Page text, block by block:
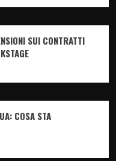
SUI CONTRATTI
COSA STA